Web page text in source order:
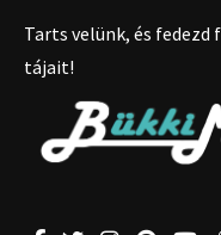
Tarts velünk, és fedezd
tájait!